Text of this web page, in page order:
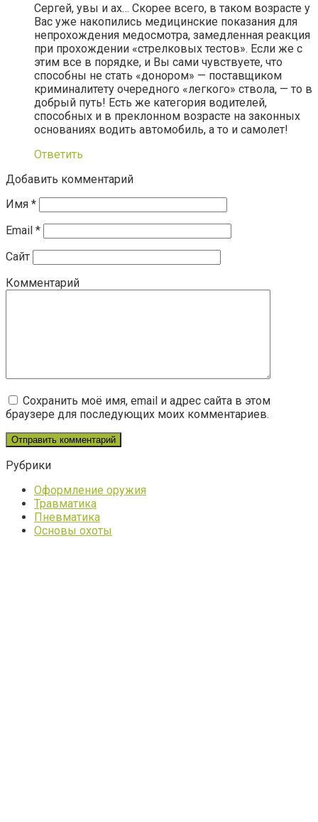
Сергей, увы и ах… Скорее всего, в таком возрасте у
Вас уже накопились медицинские показания для
непрохождения медосмотра, замедленная реакция
при прохождении «стрелковых тестов». Если же с
этим все в порядке, и Вы сами чувствуете, что
способны не стать «донором» — поставщиком
криминалитету очередного «легкого» ствола, — то в
добрый путь! Есть же категория водителей,
способных и в преклонном возрасте на законных
основаниях водить автомобиль, а то и самолет!
Ответить
Добавить комментарий
Имя *
Email *
Сайт
Комментарий
Сохранить моё имя, email и адрес сайта в этом
браузере для последующих моих комментариев.
Рубрики
Оформление оружия
Травматика
Пневматика
Основы охоты